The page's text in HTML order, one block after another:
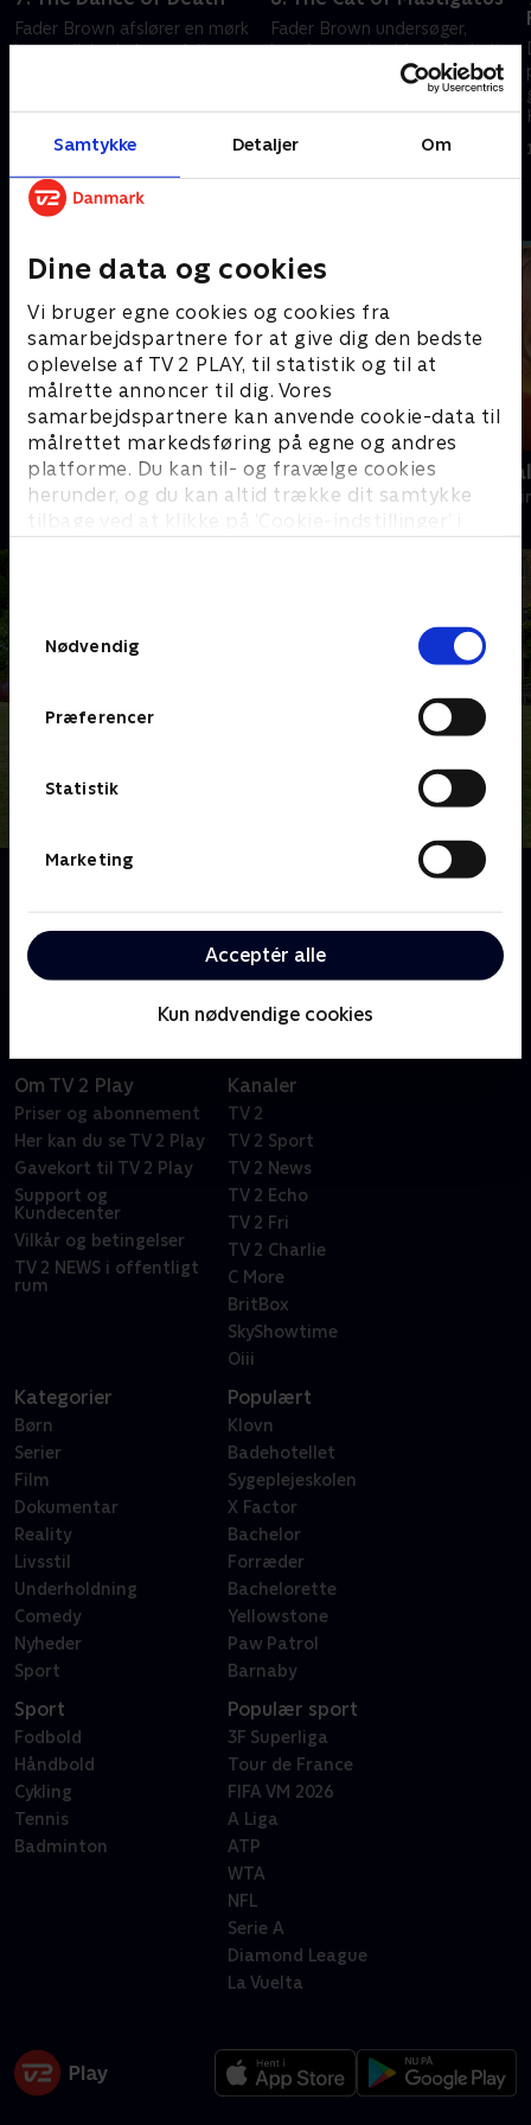
Samtykke Detaljer Om
Dine data og cookies
Vi bruger egne cookies og cookies fra
samarbejdspartnere for at give dig den bedste
oplevelse af TV 2 PLAY, til statistik og til at
målrette annoncer til dig. Vores
samarbejdspartnere kan anvende cookie-data til
målrettet markedsføring på egne og andres
platforme. Du kan til- og fravælge cookies
herunder, og du kan altid trække dit samtykke
tilbage ved at klikke på ’Cookie-indstillinger’ i
Nødvendig
Præferencer
Statistik
Marketing
Acceptér alle
Kun nødvendige cookies
Fader Brown afslører en mørk
hemmelighed, da en deltager
Fader Brown undersøger,
hvorfor en pige blev efterladt
til at dø ved en drengeskoles
Andre så også
Inspector Morse
Krimi & Spænding • 8 sæsoner
Mord på
Krimi &
opklare forbrydelser. Med hjælp fra en broget flok
efterforsker han forbrydelser for at redde sjæle.
Om TV 2 Play
Priser og abonnement
Her kan du se TV 2 Play
Gavekort til TV 2 Play
Support og
Kundecenter
Vilkår og betingelser
TV 2 NEWS i offentligt
rum
Kanaler
TV 2
TV 2 Sport
TV 2 News
TV 2 Echo
TV 2 Fri
TV 2 Charlie
C More
BritBox
SkyShowtime
Oiii
Kategorier
Børn
Serier
Film
Dokumentar
Reality
Livsstil
Underholdning
Comedy
Nyheder
Sport
Populært
Klovn
Badehotellet
Sygeplejeskolen
X Factor
Bachelor
Forræder
Bachelorette
Yellowstone
Paw Patrol
Barnaby
Sport
Fodbold
Håndbold
Cykling
Tennis
Badminton
Populær sport
3F Superliga
Tour de France
FIFA VM 2026
A Liga
ATP
WTA
NFL
Serie A
Diamond League
La Vuelta